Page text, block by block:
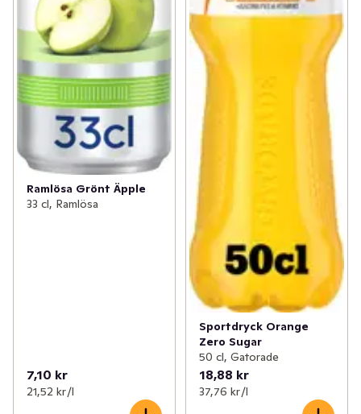
Ramlösa Grönt Äpple
33 cl, Ramlösa
7,10 kr
21,52 kr /l
Sportdryck Orange
Zero Sugar
50 cl, Gatorade
18,88 kr
37,76 kr /l